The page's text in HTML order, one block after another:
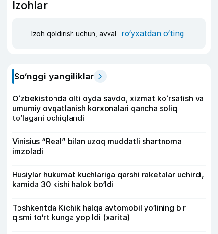
Izohlar
Izoh qoldirish uchun, avval ro‘yxatdan o‘ting
So‘nggi yangiliklar
Oʻzbekistonda olti oyda savdo, xizmat koʻrsatish va
umumiy ovqatlanish korxonalari qancha soliq
toʻlagani ochiqlandi
Vinisius “Real” bilan uzoq muddatli shartnoma
imzoladi
Husiylar hukumat kuchlariga qarshi raketalar uchirdi,
kamida 30 kishi halok bo‘ldi
Toshkentda Kichik halqa avtomobil yo‘lining bir
qismi to‘rt kunga yopildi (xarita)